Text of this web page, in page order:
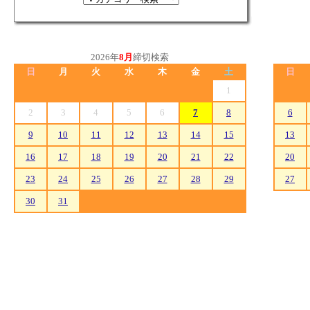
2026年8月 締切検索
日
月 火 水 木 金
土
1
2 3 4 5 6 7 8
9 10 11 12 13 14 15
16 17 18 19 20 21 22
23 24 25 26 27 28 29
30 31
日
6
13
20
27